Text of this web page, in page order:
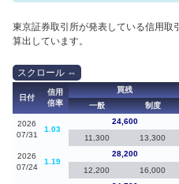
東京証券取引所が発表している信用取
算出しています。
日付
信用
倍率
買残
一般
制度
2026
07/31
1.03
24,600
11,300
13,300
2026
07/24
1.19
28,200
12,200
16,000